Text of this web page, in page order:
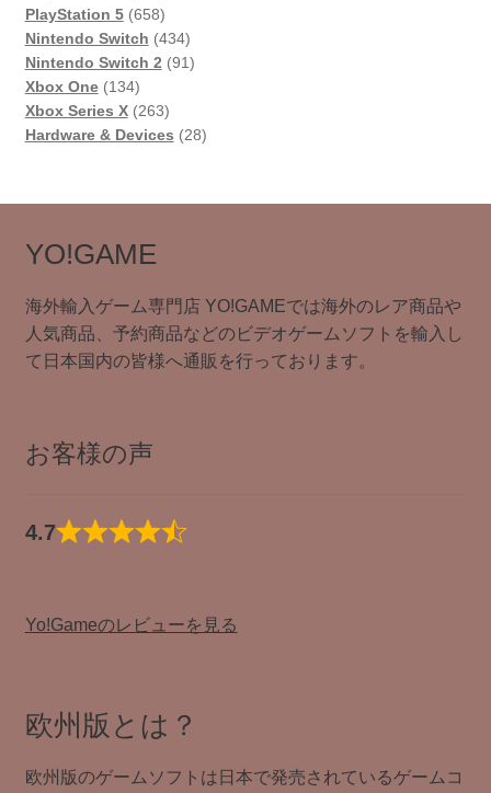
個
の
商
PlayStation 5 658658
個
の
品
Nintendo Switch 434434
個
品
Nintendo Switch 2 9191
商
Xbox One 134134
個
の
Xbox Series X 263263
個
品
Hardware & Devices 2828
商
YO!GAME
海外輸入ゲーム専門店 YO!GAMEでは海外のレア商品や
人気商品、予約商品などのビデオゲームソフトを輸入し
て日本国内の皆様へ通販を行っております。
お客様の声
4.7
Yo!Gameのレビューを見る
欧州版とは？
欧州版のゲームソフトは日本で発売されているゲームコ